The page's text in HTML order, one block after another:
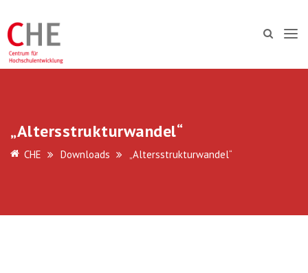
„Altersstrukturwandel“
CHE Downloads „Altersstrukturwandel“